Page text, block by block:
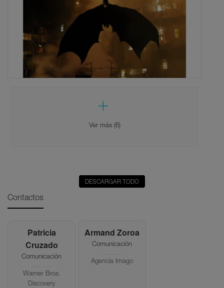
Ver más (6)
DESCARGAR TODO
Contactos
Patricia
Cruzado
Comunicación
Warner Bros.
Discovery
Armand Zoroa
Comunicación
Agencia Imago